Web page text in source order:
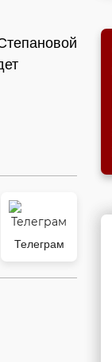
Телеграм